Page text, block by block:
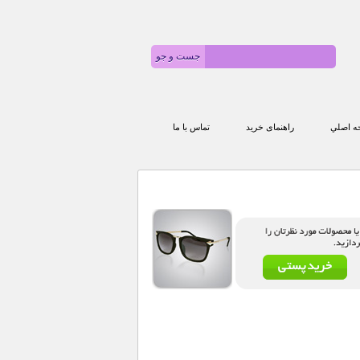
اصلي راهنمای خرید تماس با ما